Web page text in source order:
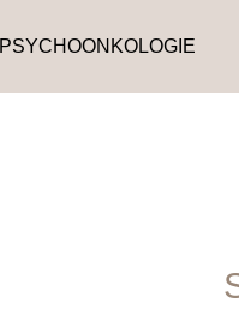
PSYCHOONKOLOGIE